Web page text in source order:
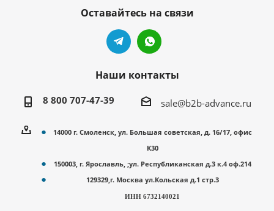
Оставайтесь на связи
Наши контакты
8 800 707-47-39 sale@b2b-advance.ru
14000 г. Смоленск, ул. Большая советская, д. 16/17, офис
К30
150003, г. Ярославль, ;ул. Республиканская д.3 к.4 оф.214
129329,г. Москва ул.Кольская д.1 стр.3
ИНН 6732140021